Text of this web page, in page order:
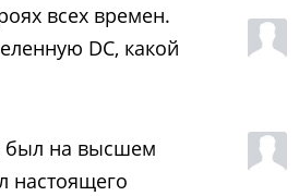
всех времен.
DC, какой
был на высшем
настоящего